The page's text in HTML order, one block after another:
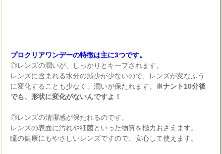
プロクリアワンデーの特徴は主に3つです。
◎レンズの潤いが、しっかりとキープされます。
レンズに含まれる水分の減少が少ないので、レンズが変なふう
に変化することも少なく、潤いが保たれます。 ※ナント10分後
でも、形状に変化がないんですよ！
◎レンズの清潔感が保たれるのです。
レンズの表面に汚れや細菌といった物質を極力おさえます。
瞳の健康にもやさしいレンズですので、安心して使えます。